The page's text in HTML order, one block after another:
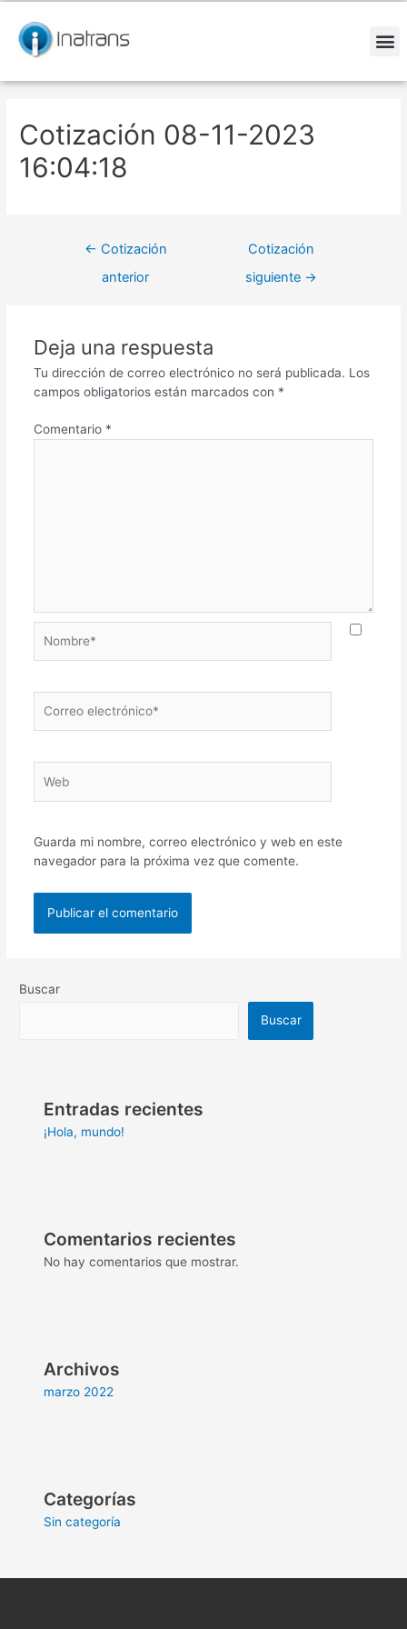
contenido
Cotización 08-11-2023
16:04:18
de
entradas
← Cotización
anterior
Cotización
siguiente →
Deja una respuesta
Tu dirección de correo electrónico no será publicada. Los
campos obligatorios están marcados con *
Comentario *
electrónico*
Guarda mi nombre, correo electrónico y web en este
navegador para la próxima vez que comente.
Buscar
Buscar
Entradas recientes
¡Hola, mundo!
Comentarios recientes
No hay comentarios que mostrar.
Archivos
marzo 2022
Categorías
Sin categoría